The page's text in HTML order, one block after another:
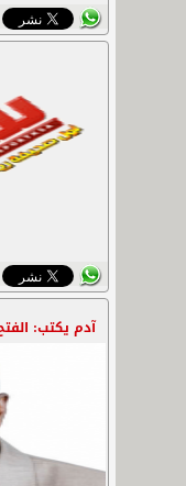
آدم يكتب: